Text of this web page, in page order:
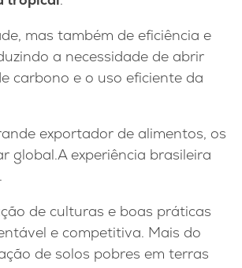
mas também de eficiência e
a necessidade de abrir
carbono e o uso eficiente da
exportador de alimentos, os
global.A experiência brasileira
de culturas e boas práticas
e competitiva. Mais do
de solos pobres em terras